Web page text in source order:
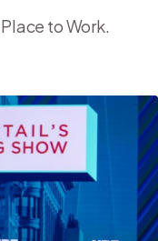
to Work.